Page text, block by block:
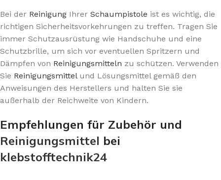
Bei der Reinigung Ihrer Schaumpistole ist es wichtig, die
richtigen Sicherheitsvorkehrungen zu treffen. Tragen Sie
immer Schutzausrüstung wie Handschuhe und eine
Schutzbrille, um sich vor eventuellen Spritzern und
Dämpfen von Reinigungsmitteln zu schützen. Verwenden
Sie Reinigungsmittelund Lösungsmittel gemäß den
Anweisungen des Herstellers und halten Sie sie
außerhalb der Reichweite von Kindern.
Empfehlungen für Zubehör und
Reinigungsmittel bei
klebstofftechnik24